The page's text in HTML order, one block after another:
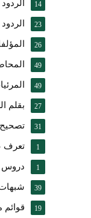
14
23
26
49
49
بقلم 27
تصحيح 31
تعرف 1
دروس 1
شبهات 39
قوائم 19